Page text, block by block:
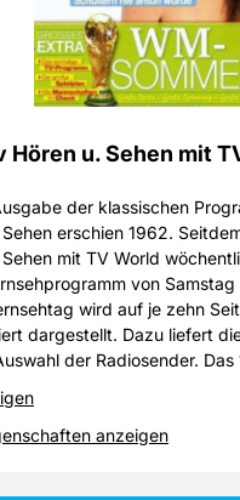
Hören u. Sehen mit
der klassischen
erschien 1962.
mit TV World
von
wird auf je zehn
dargestellt. Dazu liefert
der Radiosender.
anzeigen